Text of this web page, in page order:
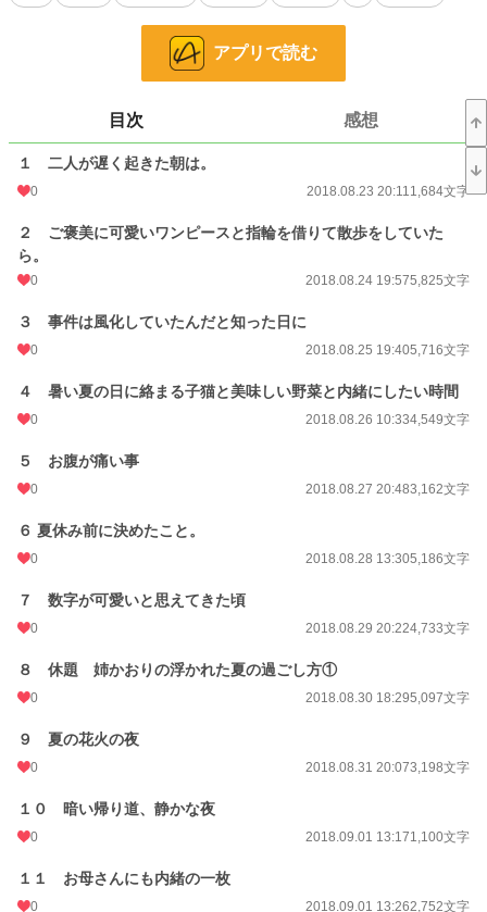
掃除が終わって途中見つけたワンピースなどを借りて、散歩に出かけて見つけた
先に見つけた人がいましたが・・・・・・。
まさか裏の家が委員長のおじいさんの家だなんて知らなかった。
簡単に敷居をまたげない家。
それでもすべてが許されていて、とても大切な場所になりました。
委員長としか呼んだことのない委員長。
ちょっとづつ仲良くなりながら、中学生の狭い世界で繰り広げられる可愛いやり
取り。
しおりと一総、おじいちゃんと姉かおりと猫たち。
時々、のんびりした話です。
24h.ポイント
更新日時
初回公開日時 2018.08.23 20:11
初回完結日時
週間ポイント 14 pt (70,247 位)
年間ポイント 154 pt (131,694 位)
アプリで読む
目次 感想
１ 二人が遅く起きた朝は。
0 2018.08.23 20:111,684文字
２ ご褒美に可愛いワンピースと指輪を借りて散歩をしていた
ら。
0 2018.08.24 19:575,825文字
３ 事件は風化していたんだと知った日に
0 2018.08.25 19:405,716文字
４ 暑い夏の日に絡まる子猫と美味しい野菜と内緒にしたい時間
0 2018.08.26 10:334,549文字
５ お腹が痛い事
0 2018.08.27 20:483,162文字
６ 夏休み前に決めたこと。
0 2018.08.28 13:305,186文字
７ 数字が可愛いと思えてきた頃
0 2018.08.29 20:224,733文字
８ 休題 姉かおりの浮かれた夏の過ごし方①
0 2018.08.30 18:295,097文字
９ 夏の花火の夜
0 2018.08.31 20:073,198文字
１０ 暗い帰り道、静かな夜
0 2018.09.01 13:171,100文字
１１ お母さんにも内緒の一枚
0 2018.09.01 13:262,752文字